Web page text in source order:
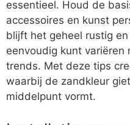
essentieel. Houd de
accessoires en kunst
blijft het geheel rustig
eenvoudig kunt variëren
trends. Met deze tips
waarbij de zandkleur
middelpunt vormt.